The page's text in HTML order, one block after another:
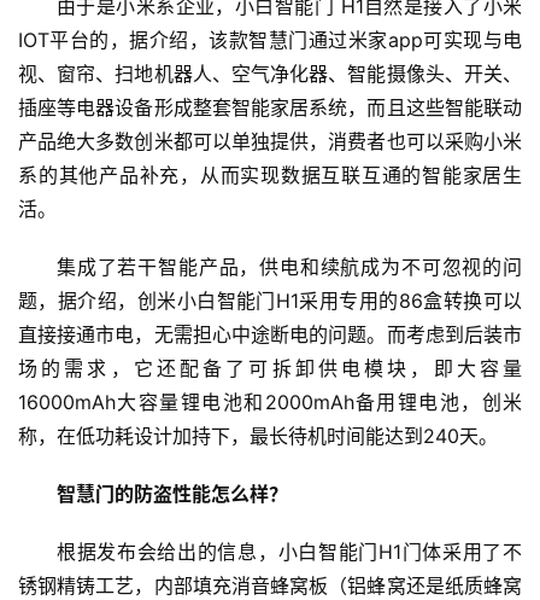
由于是小米系企业，小白智能门 H1自然是接入了小米
IOT平台的，据介绍，该款智慧门通过米家app可实现与电
视、窗帘、扫地机器人、空气净化器、智能摄像头、开关、
插座等电器设备形成整套智能家居系统，而且这些智能联动
产品绝大多数创米都可以单独提供，消费者也可以采购小米
系的其他产品补充，从而实现数据互联互通的智能家居生
活。
集成了若干智能产品，供电和续航成为不可忽视的问
题，据介绍，创米小白智能门H1采用专用的86盒转换可以
直接接通市电，无需担心中途断电的问题。而考虑到后装市
场的需求，它还配备了可拆卸供电模块，即大容量
16000mAh大容量锂电池和2000mAh备用锂电池，创米
称，在低功耗设计加持下，最长待机时间能达到240天。
智慧门的防盗性能怎么样？
根据发布会给出的信息，小白智能门H1门体采用了不
锈钢精铸工艺，内部填充消音蜂窝板（铝蜂窝还是纸质蜂窝